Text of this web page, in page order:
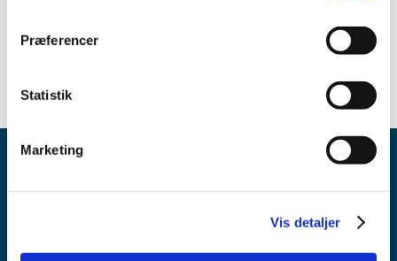
Præferencer
Statistik
Marketing
Vis detaljer
Meddelelser om forsyning af
medicin